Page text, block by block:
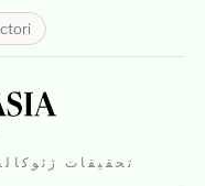
تحقیقات